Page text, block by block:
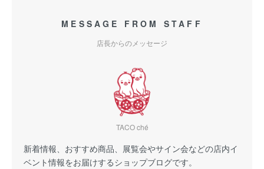
MESSAGE FROM STAFF
店長からのメッセージ
TACO ché
新着情報、おすすめ商品、展覧会やサイン会などの店内イ
ベント情報をお届けするショップブログです。